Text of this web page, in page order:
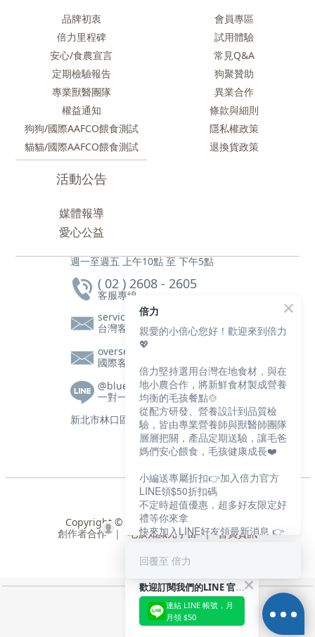
品牌初衷
倍力里程碑
安心/食農宣言
定期檢驗報告
專業獸醫團隊
權益通知
狗狗/國際AAFCO餵食測試
貓貓/國際AAFCO餵食測試
活動公告
媒體報導
愛心公益
會員專區
試用體驗
常見Q&A
狗聚贊助
異業合作
條款與細則
隱私權政策
退換貨政策
週一至週五 上午10點 至 下午5點
( 02 ) 2608 - 2605
客服專線
service@bluebaypetfood.com
台灣客服信箱
overseas@bluebaypetfood.com
國際客服信箱
@bluebay
一對一客服|營養師諮詢
新北市林口區文化三路一段105號2樓
Copyright © 2024 盈寶寵物股份有限公司
創作者合作｜ 毛孩知識元宇宙｜會員資訊
歡迎訂閱我們的LINE 官方帳號
連結 LINE 帳號，月
月領 $50
倍力
親愛的小倍心您好！歡迎來到倍力
💖
倍力堅持選用台灣在地食材，與在
地小農合作，將新鮮食材製成營養
均衡的毛孩餐點🍲
從配方研發、營養設計到品質檢
驗，皆由專業營養師與獸醫師團隊
層層把關，產品定期送驗，讓毛爸
媽們安心餵食，毛孩健康成長❤️
小編送專屬折扣👉加入倍力官方
LINE領$50折扣碼
不定時超值優惠，超多好友限定好
禮等你來拿
快來加入LINE好友領最新消息 👉
https://bluebaypet.com/s74jS
回覆至 倍力